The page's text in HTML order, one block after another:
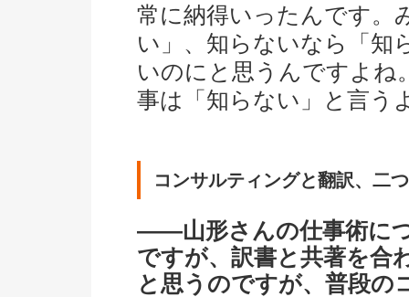
常に納得いったんです。
い」、知らないなら「知
いのにと思うんですよね
事は「知らない」と言う
コンサルティングと翻訳、二
――山形さんの仕事術に
ですが、訳書と共著を合
と思うのですが、普段の